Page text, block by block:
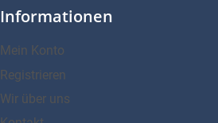
Informationen
Mein Konto
Registrieren
Wir über uns